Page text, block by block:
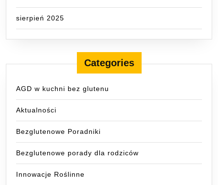
sierpień 2025
Categories
AGD w kuchni bez glutenu
Aktualności
Bezglutenowe Poradniki
Bezglutenowe porady dla rodziców
Innowacje Roślinne